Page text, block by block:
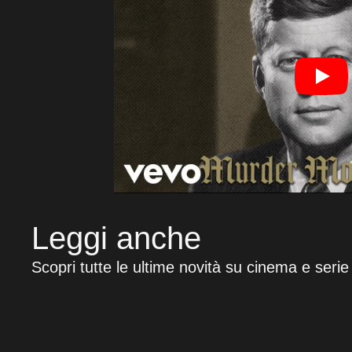
Leggi anche
Scopri tutte le ultime novità su cinema e serie